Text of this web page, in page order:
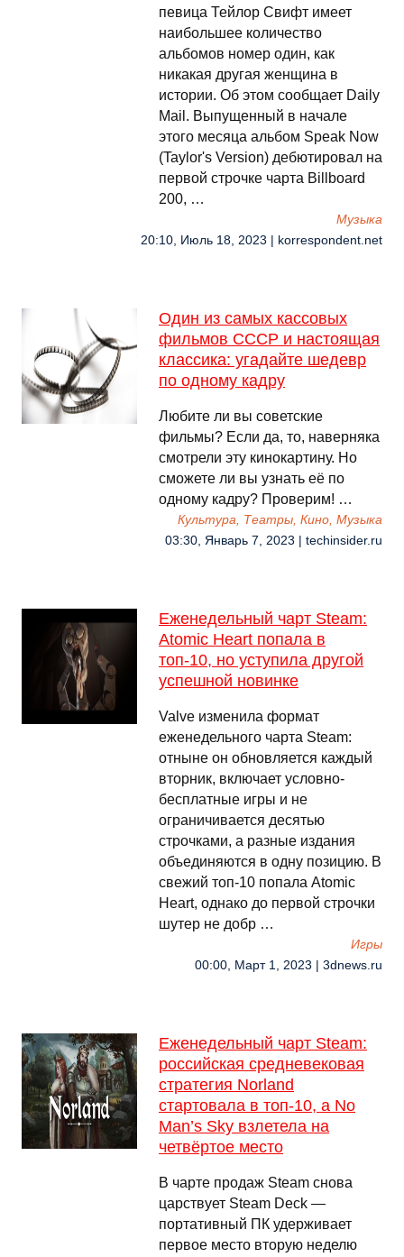
певица Тейлор Свифт имеет
наибольшее количество
альбомов номер один, как
никакая другая женщина в
истории. Об этом сообщает Daily
Mail. Выпущенный в начале
этого месяца альбом Speak Now
(Taylor's Version) дебютировал на
первой строчке чарта Billboard
200, …
Музыка
20:10, Июль 18, 2023 | korrespondent.net
Один из самых кассовых
фильмов СССР и настоящая
классика: угадайте шедевр
по одному кадру
Любите ли вы советские
фильмы? Если да, то, наверняка
смотрели эту кинокартину. Но
сможете ли вы узнать её по
одному кадру? Проверим! …
Культура, Театры, Кино, Музыка
03:30, Январь 7, 2023 | techinsider.ru
Еженедельный чарт Steam:
Atomic Heart попала в
топ-10, но уступила другой
успешной новинке
Valve изменила формат
еженедельного чарта Steam:
отныне он обновляется каждый
вторник, включает условно-
бесплатные игры и не
ограничивается десятью
строчками, а разные издания
объединяются в одну позицию. В
свежий топ-10 попала Atomic
Heart, однако до первой строчки
шутер не добр …
Игры
00:00, Март 1, 2023 | 3dnews.ru
Еженедельный чарт Steam:
российская средневековая
стратегия Norland
стартовала в топ-10, а No
Man’s Sky взлетела на
четвёртое место
В чарте продаж Steam снова
царствует Steam Deck —
портативный ПК удерживает
первое место вторую неделю